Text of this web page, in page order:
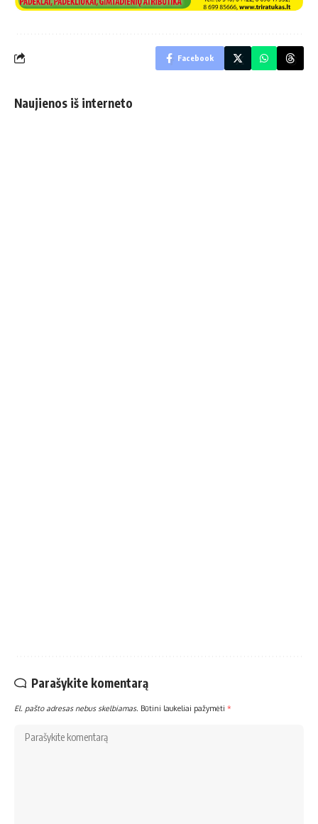
Facebook
Naujienos iš interneto
Parašykite komentarą
El. pašto adresas nebus skelbiamas. Būtini laukeliai pažymėti *